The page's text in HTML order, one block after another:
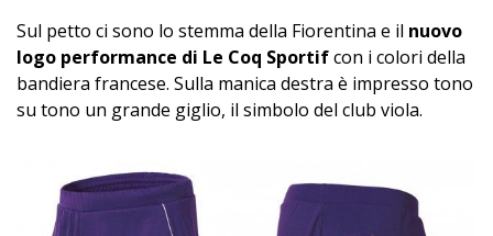
Sul petto ci sono lo stemma della Fiorentina e il nuovo
logo performance di Le Coq Sportifcon i colori della
bandiera francese. Sulla manica destra è impresso tono
su tono un grande giglio, il simbolo del club viola.